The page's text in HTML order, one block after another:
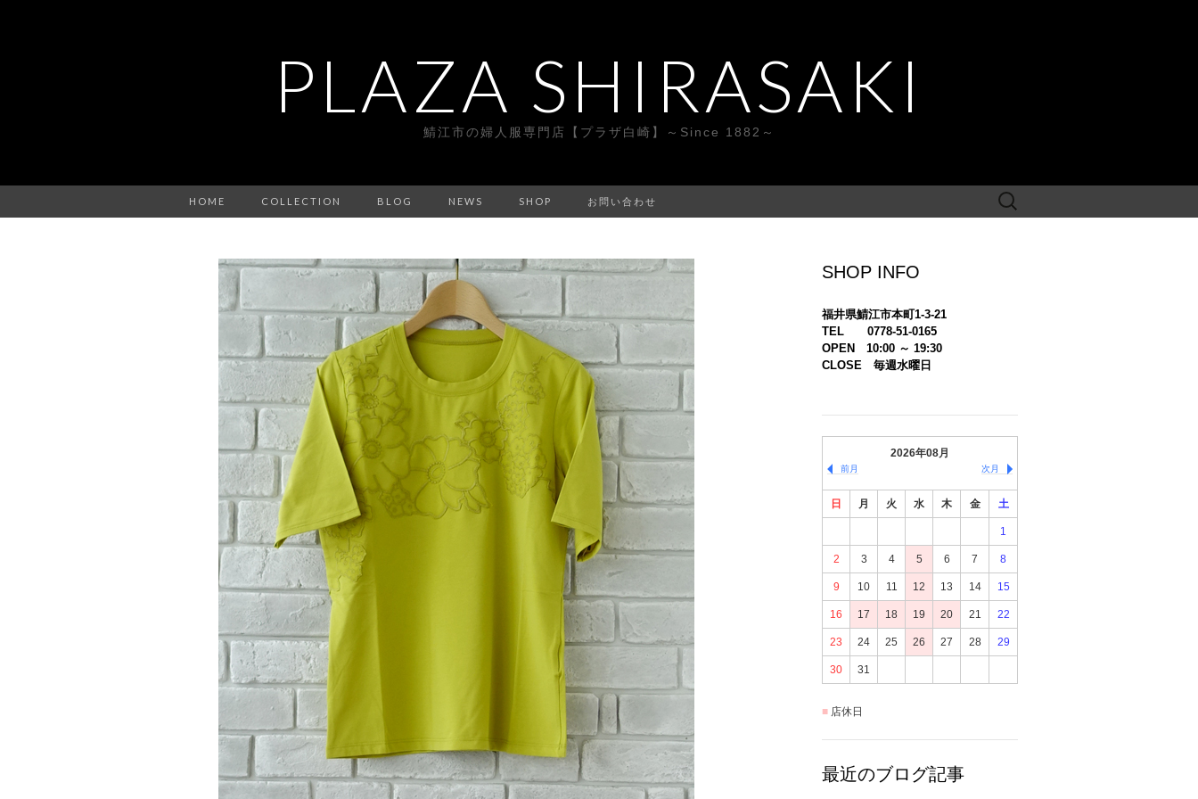
PLAZA SHIRASAKI
鯖江市の婦人服専門店【プラザ白崎】～Since 1882～
HOME COLLECTION BLOG NEWS SHOP お問い合わせ
検
索:
SHOP INFO
福井県鯖江市本町1-3-21
TEL 0778-51-0165
OPEN 10:00 ～ 19:30
CLOSE 毎週水曜日
2026年08月
前月 次月
日 月 火 水 木 金 土
1
2 3 4 5 6 7 8
9 10 11 12 13 14 15
16 17 18 19 20 21 22
23 24 25 26 27 28 29
30 31
店休日
最近のブログ記事